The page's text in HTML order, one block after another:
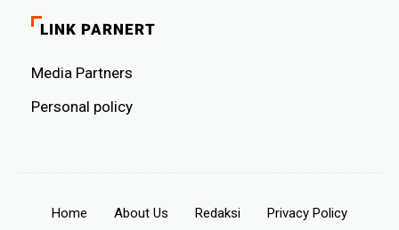
LINK PARNERT
Media Partners
Personal policy
Home About Us Redaksi Privacy Policy